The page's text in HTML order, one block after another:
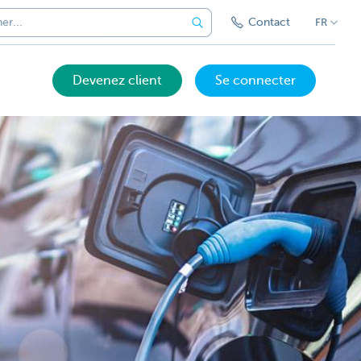
Contact FR
Devenez client Se connecter